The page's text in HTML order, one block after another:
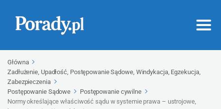
Główna
Zadłużenie, Upadłość, Postępowanie Sądowe, Windykacja, Egzekucja,
Zabezpieczenia
Postępowanie Sądowe
Postępowanie cywilne
Normy określające właściwość sądu w systemie prawa – ustrojowe,